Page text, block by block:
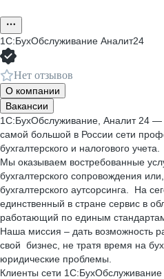
1С:БухОбслуживание Аналит24
Нет отзывов
О компании
Вакансии
1С:БухОбслуживание, Аналит 24
самой большой в России сети
бухгалтерского и налогового учета.
Мы оказываем востребованные
бухгалтерского сопровождения
бухгалтерского аутсорсинга. На
единственный в стране сервис в
работающий по единым
Наша миссия – дать возможность
свой бизнес, не тратя время на
юридические проблемы.
Клиенты сети